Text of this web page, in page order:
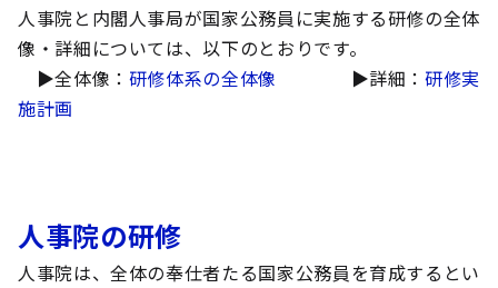
人事院と内閣人事局が国家公務員に実施する研修の全体
像・詳細については、以下のとおりです。
▶全体像： 研修体系の全体像 ▶詳細：研修実
施計画
人事院の研修
人事院は、全体の奉仕者たる国家公務員を育成するとい